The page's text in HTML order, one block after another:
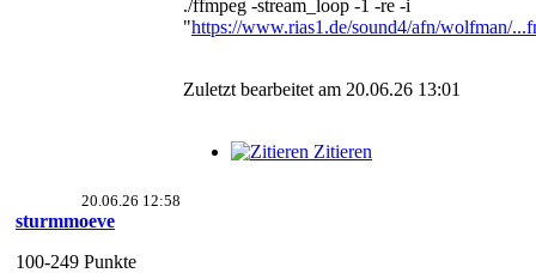
./ffmpeg -stream_loop -1 -re -i
"https://www.rias1.de/sound4/afn/wolfman/
Zuletzt bearbeitet am 20.06.26 13:01
Zitieren
20.06.26 12:58
sturmmoeve
100-249 Punkte